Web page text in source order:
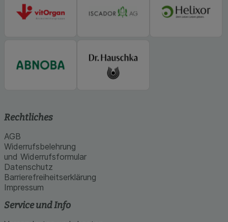
Rechtliches
AGB
Widerrufsbelehrung
und Widerrufsformular
Datenschutz
Barrierefreiheitserklärung
Impressum
Service und Info